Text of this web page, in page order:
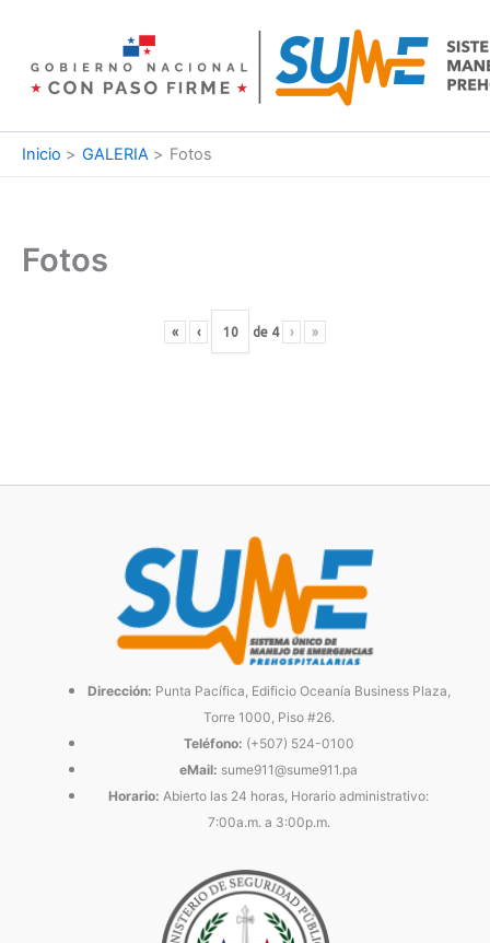
contenido
Inicio GALERIA Fotos
Fotos
« ‹ de 4 › »
Dirección: Punta Pacífica, Edificio Oceanía Business Plaza,
Torre 1000, Piso #26.
Teléfono: (+507) 524-0100
eMail: sume911@sume911.pa
Horario: Abierto las 24 horas, Horario administrativo:
7:00a.m. a 3:00p.m.